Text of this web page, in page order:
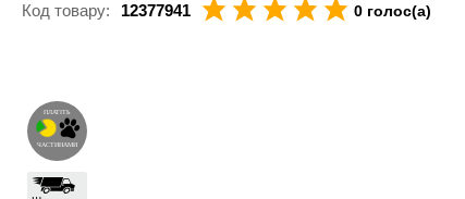
Код товару: 12377941 0 голос(а)